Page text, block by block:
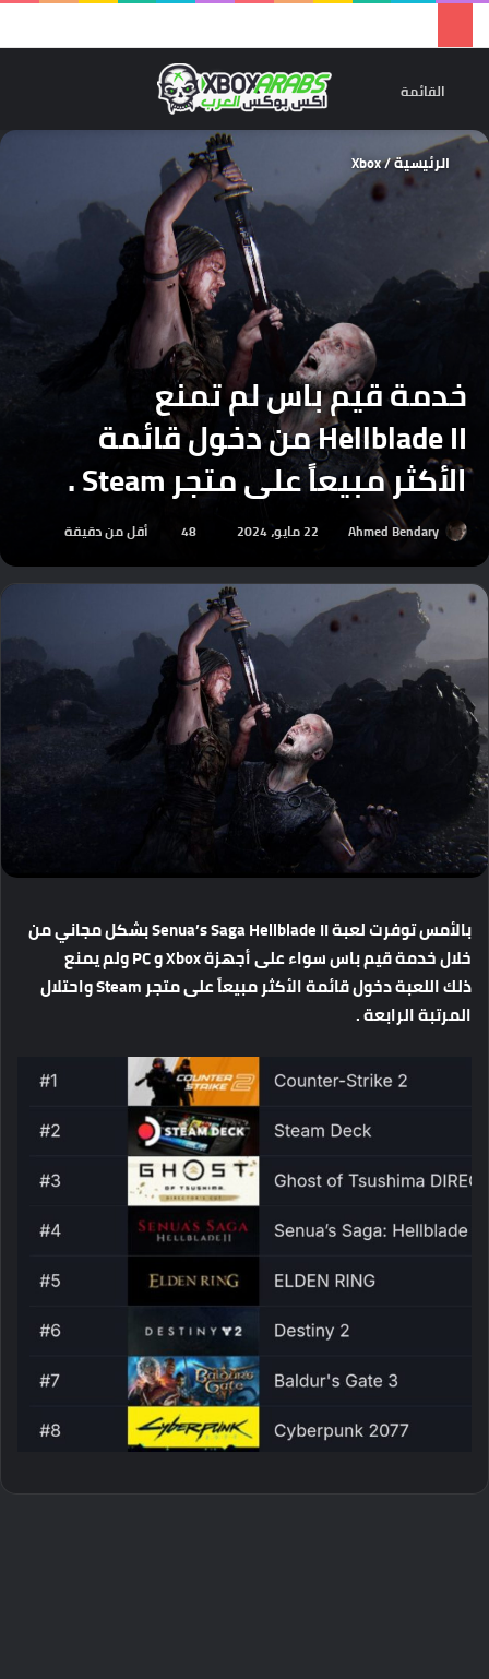
القائمة
الرئيسية/
Xbox
خدمة قيم باس لم تمنع
Hellblade II من دخول قائمة
الأكثر مبيعاً على متجر Steam .
Ahmed Bendary 22 مايو، 2024 48 أقل من دقيقة
بالأمستوفرتلعبة بشكلمجانيمن
خلالخدمةقيمباسسواءعلىأجهزة و ولميمنع
ذلكاللعبةدخولقائمةالأكثرمبيعاًعلىمتجر
واحتلال
المرتبةالرابعة.